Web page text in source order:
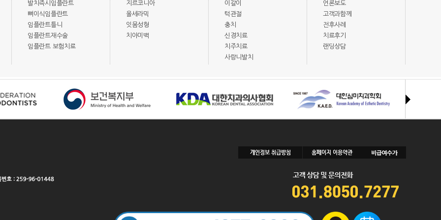
발치즉시임플란트
뼈이식임플란트
임플란트틀니
임플란트재수술
임플란트 보험치료
지르코니아
올세라믹
잇몸성형
치아미백
이갈이
턱관절
충치
신경치료
치주치료
사랑니발치
언론보도
고객과함께
전후사례
치료후기
랜딩상담